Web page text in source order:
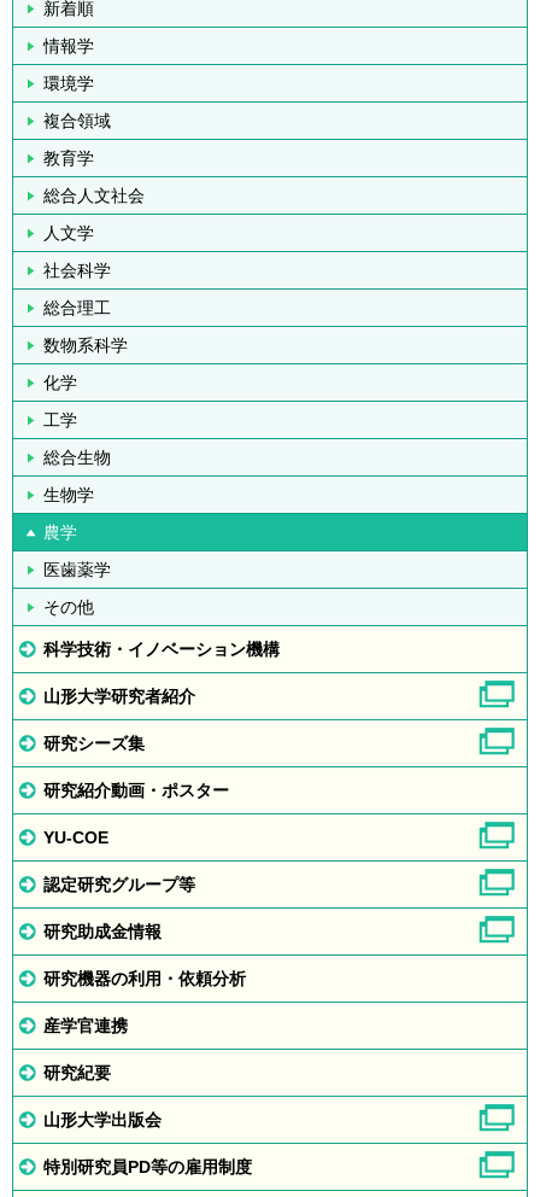
新着順
情報学
環境学
複合領域
教育学
総合人文社会
人文学
社会科学
総合理工
数物系科学
化学
工学
総合生物
生物学
農学
医歯薬学
その他
科学技術・イノベーション機構
山形大学研究者紹介
研究シーズ集
研究紹介動画・ポスター
YU-COE
認定研究グループ等
研究助成金情報
研究機器の利用・依頼分析
産学官連携
研究紀要
山形大学出版会
特別研究員PD等の雇用制度